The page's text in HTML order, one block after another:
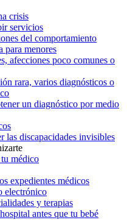
crisis
servicios
del comportamiento
para menores
afecciones poco comunes o
rara, varios diagnósticos o
un diagnóstico por medio
las discapacidades invisibles
médico
expedientes médicos
electrónico
y terapias
antes que tu bebé